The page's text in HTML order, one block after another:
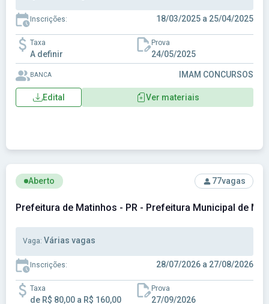
Inscrições: 18/03/2025 a 25/04/2025
Taxa
A definir
Prova
24/05/2025
BANCA IMAM CONCURSOS
Edital Ver materiais
Ver concurso: Prefeitura de Matinhos - PR - Prefeitura
Aberto 77vagas
Prefeitura de Matinhos - PR - Prefeitura Municipal de
Vaga: Várias vagas
Inscrições: 28/07/2026 a 27/08/2026
Taxa
de R$ 80,00 a R$ 160,00
Prova
27/09/2026